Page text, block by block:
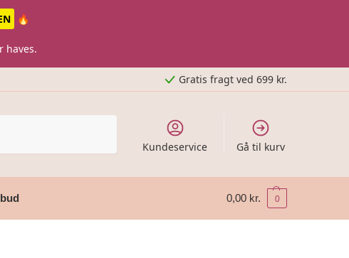
🔥
haves.
Gratis fragt ved 699 kr.
Kundeservice Gå til kurv
0,00 kr. 0